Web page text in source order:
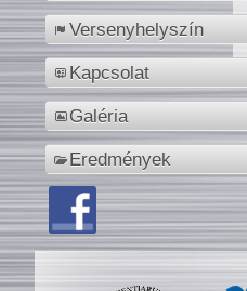
Versenyhelyszín
Kapcsolat
Galéria
Eredmények